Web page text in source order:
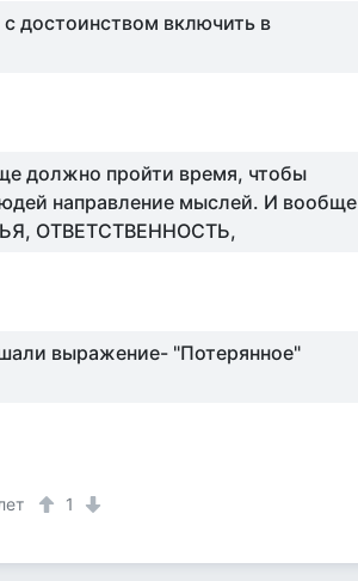
достоинством включить в
должно пройти время, чтобы
направление мыслей. И вообще
ОТВЕТСТВЕННОСТЬ,
выражение- "Потерянное"
1